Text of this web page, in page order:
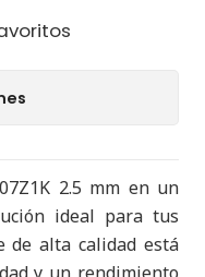
2.5 mm en un
ideal para tus
de alta calidad está